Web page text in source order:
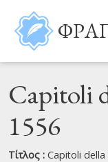
Παράκαμψη προς το
Capitoli
1556
Τίτλος : Capitoli della